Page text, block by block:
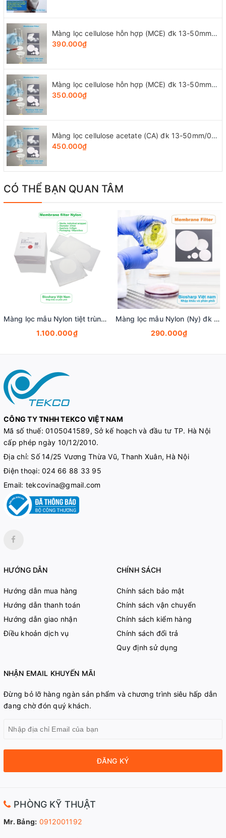
Màng lọc cellulose hỗn hợp (MCE) đk 13-50mm/0.45µm, 4x25 chiếc/hộp, hãng Biosharp
390.000₫
Màng lọc cellulose hỗn hợp (MCE) đk 13-50mm/0.22µm, 4x25 chiếc/hộp, hãng Biosharp
350.000₫
Màng lọc cellulose acetate (CA) đk 13-50mm/0.45µm, 4x25 chiếc/hộp, hãng Biosharp
450.000₫
CÓ THỂ BẠN QUAN TÂM
Màng lọc mẫu Nylon tiệt trùng (Ny) đk 47mm/0.22µm-0.45µm, 4x25 chiếc/hộp, hãng Biosharp
1.100.000₫
Màng lọc mẫu Nylon (Ny) đk 13-50mm/0.22µm-0.45µm, 4x25 chiếc/hộp, hãng Biosharp
290.000₫
CÔNG TY TNHH TEKCO VIỆT NAM
Mã số thuế: 0105041589, Sở kế hoạch và đầu tư TP. Hà Nội
cấp phép ngày 10/12/2010.
Địa chỉ: Số 14/25 Vương Thừa Vũ, Thanh Xuân, Hà Nội
Điện thoại: 024 66 88 33 95
Email: tekcovina@gmail.com
HƯỚNG DẪN
Hướng dẫn mua hàng
Hướng dẫn thanh toán
Hướng dẫn giao nhận
Điều khoản dịch vụ
CHÍNH SÁCH
Chính sách bảo mật
Chính sách vận chuyển
Chính sách kiểm hàng
Chính sách đổi trả
Quy định sử dụng
NHẬN EMAIL KHUYẾN MÃI
Đừng bỏ lỡ hàng ngàn sản phẩm và chương trình siêu hấp dẫn
đang chờ đón quý khách.
ĐĂNG KÝ
PHÒNG KỸ THUẬT
Mr. Bảng: 0912001192